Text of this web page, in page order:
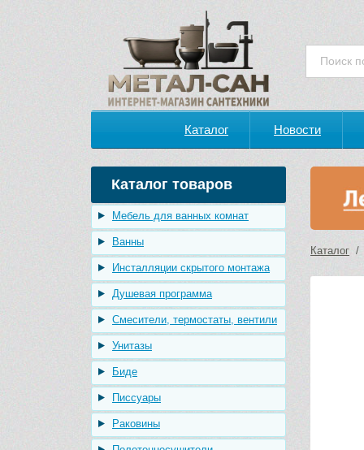
Каталог Новости
Каталог товаров
Мебель для ванных комнат
Ванны
Инсталляции скрытого монтажа
Душевая программа
Смесители, термостаты, вентили
Унитазы
Биде
Писсуары
Раковины
Каталог /